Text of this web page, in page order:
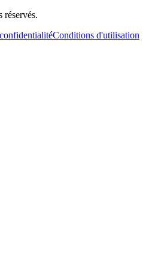
réservés.
Conditions d'utilisation